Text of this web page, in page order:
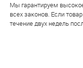
Мы гарантируем
всех законов. Если
течение двух недель